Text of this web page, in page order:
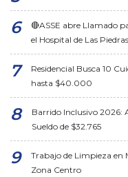
🔴ASSE abre Llamado
el Hospital de Las Piedras
Residencial Busca 10
hasta $40.000
Barrido Inclusivo 2026:
Sueldo de $32.765
Trabajo de Limpieza en
Zona Centro